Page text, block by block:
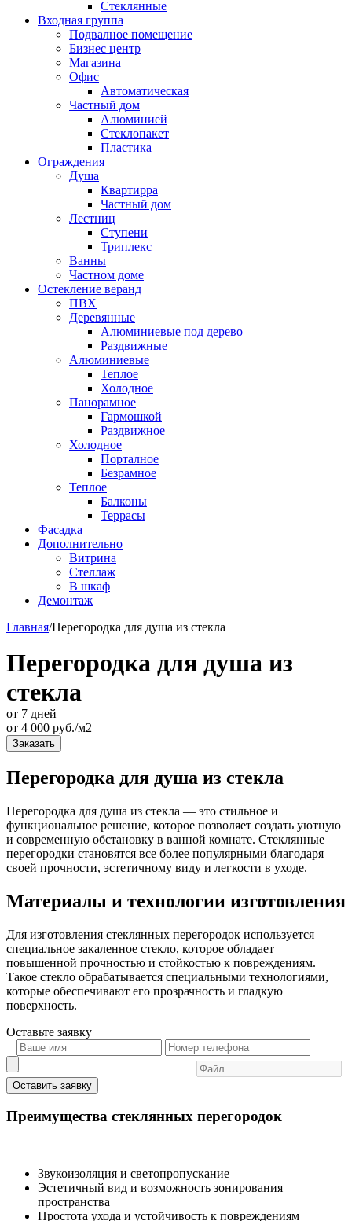
Стеклянные
Входная группа
Подвалное помещение
Бизнес центр
Магазина
Офис
Автоматическая
Частный дом
Алюминией
Стеклопакет
Пластика
Ограждения
Душа
Квартирра
Частный дом
Лестниц
Ступени
Триплекс
Ванны
Частном доме
Остекление веранд
ПВХ
Деревянные
Алюминиевые под дерево
Раздвижные
Алюминиевые
Теплое
Холодное
Панорамное
Гармошкой
Раздвижное
Холодное
Порталное
Безрамное
Теплое
Балконы
Террасы
Фасадка
Дополнительно
Витрина
Стеллаж
В шкаф
Демонтаж
Главная/Перегородка для душа из стекла
Перегородка для душа из
стекла
от 7 дней
от 4 000 руб./м2
Заказать
Перегородка для душа из стекла
Перегородка для душа из стекла — это стильное и
функциональное решение, которое позволяет создать уютную
и современную обстановку в ванной комнате. Стеклянные
перегородки становятся все более популярными благодаря
своей прочности, эстетичному виду и легкости в уходе.
Материалы и технологии изготовления
Для изготовления стеклянных перегородок используется
специальное закаленное стекло, которое обладает
повышенной прочностью и стойкостью к повреждениям.
Такое стекло обрабатывается специальными технологиями,
которые обеспечивают его прозрачность и гладкую
поверхность.
Оставьте заявку
Оставить заявку
Преимущества стеклянных перегородок
Звукоизоляция и светопропускание
Эстетичный вид и возможность зонирования
пространства
Простота ухода и устойчивость к повреждениям